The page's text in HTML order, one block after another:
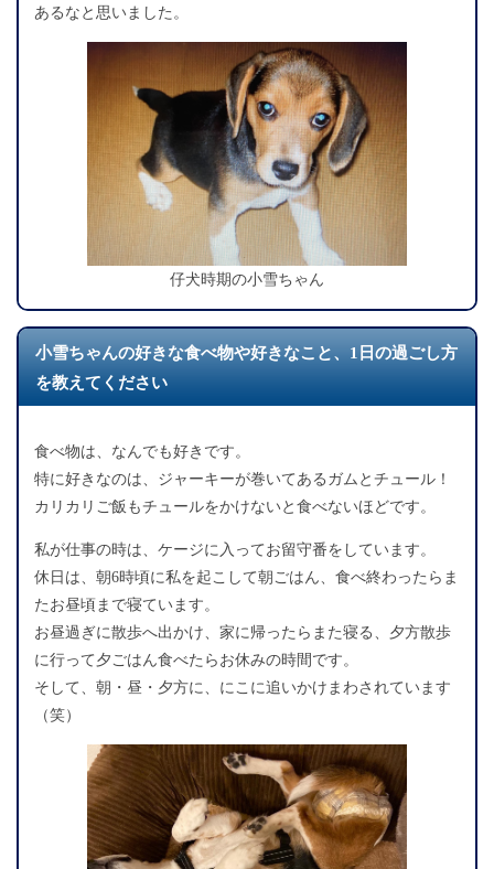
あるなと思いました。
仔犬時期の小雪ちゃん
小雪ちゃんの好きな食べ物や好きなこと、1日の過ごし方
を教えてください
食べ物は、なんでも好きです。
特に好きなのは、ジャーキーが巻いてあるガムとチュール！
カリカリご飯もチュールをかけないと食べないほどです。
私が仕事の時は、ケージに入ってお留守番をしています。
休日は、朝6時頃に私を起こして朝ごはん、食べ終わったらま
たお昼頃まで寝ています。
お昼過ぎに散歩へ出かけ、家に帰ったらまた寝る、夕方散歩
に行って夕ごはん食べたらお休みの時間です。
そして、朝・昼・夕方に、にこに追いかけまわされています
（笑）